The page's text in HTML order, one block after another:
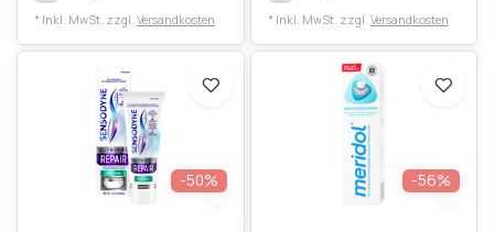
* Inkl. MwSt. zzgl. Versandkosten * Inkl. MwSt. zzgl. Versandkosten
-50% -56%